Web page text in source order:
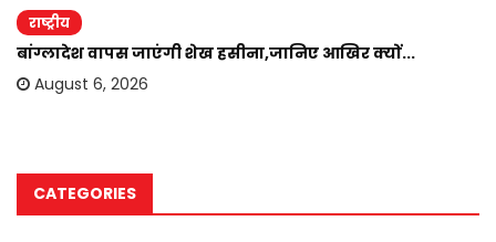
राष्ट्रीय
बांग्लादेश वापस जाएंगी शेख हसीना,जानिए आखिर क्यों...
August 6, 2026
CATEGORIES